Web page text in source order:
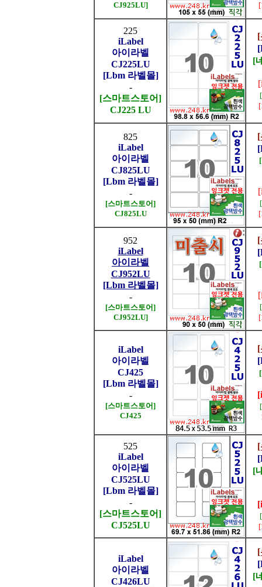
CJ925LU]
225
iLabel
아이라벨
CJ225LU
[Lbm 라벨몰]
-
[스마트스토어]
CJ225 LU
[
[
825
iLabel
아이라벨
CJ825LU
[Lbm 라벨몰]
-
[스마트스토어]
CJ825LU
[
952
iLabel
아이라벨
CJ952LU
[Lbm 라벨몰]
-
[스마트스토어]
CJ952LU]
[
iLabel
아이라벨
CJ425
[Lbm 라벨몰]
-
[스마트스토어]
CJ425
[
525
iLabel
아이라벨
CJ525LU
[Lbm 라벨몰]
-
[스마트스토어]
CJ525LU
[
[
iLabel
아이라벨
CJ426LU
[
[